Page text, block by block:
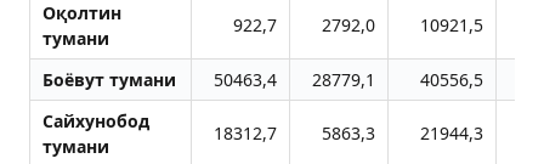
Оқолтин
тумани
922,7 2792,0 10921,5
Боёвут тумани 50463,4 28779,1 40556,5
Сайхунобод
тумани
18312,7 5863,3 21944,3